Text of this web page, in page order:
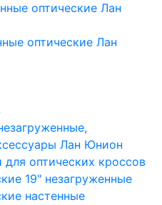
оптические Лан
оптические Лан
Лан Юнион
оптических кроссов
19" незагруженные
настенные